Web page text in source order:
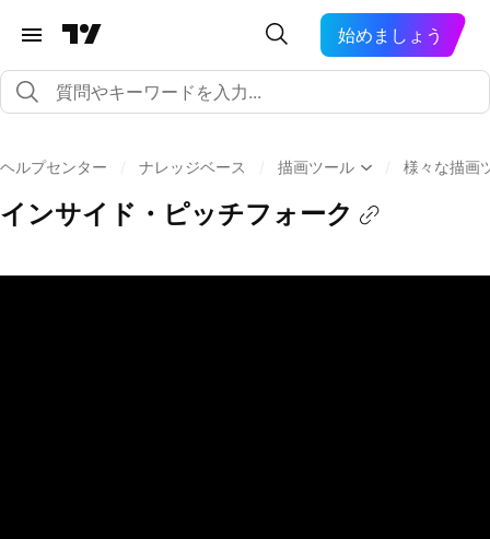
始めましょう
ヘルプセンター ナレッジベース 描画ツール 様々な描画
インサイド・ピッチフォーク